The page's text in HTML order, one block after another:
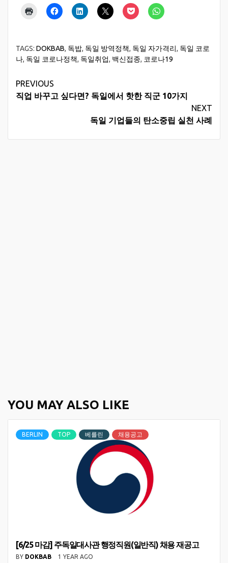
TAGS: DOKBAB, 독밥, 독일 방역정책, 독일 자가격리, 독일 코로
나, 독일 코로나정책, 독일취업, 백신접종, 코로나19
Continue
Reading
PREVIOUS
직업 바꾸고 싶다면? 독일에서 핫한 직군 10가지
NEXT
독일 기업들의 탄소중립 실천 사례
YOU MAY ALSO LIKE
BERLIN TOP 베를린 채용공고
[6/25 마감] 주독일대사관 행정직원(일반직) 채용 재공고
BY DOKBAB 1 YEAR AGO